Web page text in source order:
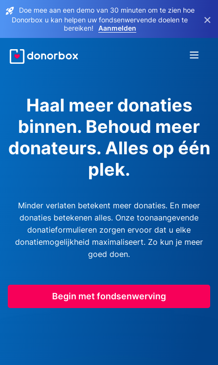
Doe mee aan een demo van 30 minuten om te zien hoe
Donorbox u kan helpen uw fondsenwervende doelen te
bereiken!
Aanmelden
×
Haal meer donaties
binnen. Behoud meer
donateurs. Alles op één
plek.
Minder verlaten betekent meer donaties. En meer
donaties betekenen alles. Onze toonaangevende
donatieformulieren zorgen ervoor dat u elke
donatiemogelijkheid maximaliseert. Zo kun je meer
goed doen.
Begin met fondsenwerving